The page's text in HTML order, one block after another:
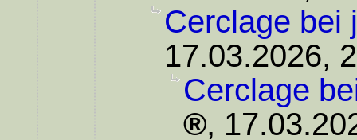
Cerclage bei
17.03.2026,
Cerclage
,